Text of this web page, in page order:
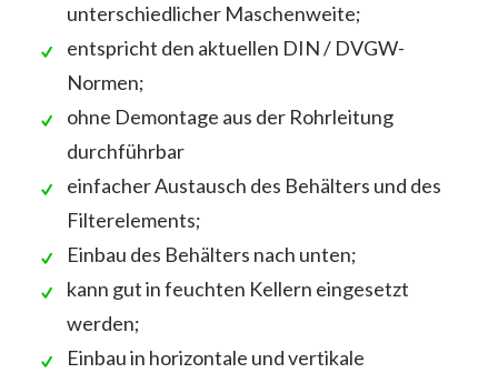
unterschiedlicher Maschenweite;
entspricht den aktuellen DIN / DVGW-
Normen;
ohne Demontage aus der Rohrleitung
durchführbar
einfacher Austausch des Behälters und des
Filterelements;
Einbau des Behälters nach unten;
kann gut in feuchten Kellern eingesetzt
werden;
Einbau in horizontale und vertikale